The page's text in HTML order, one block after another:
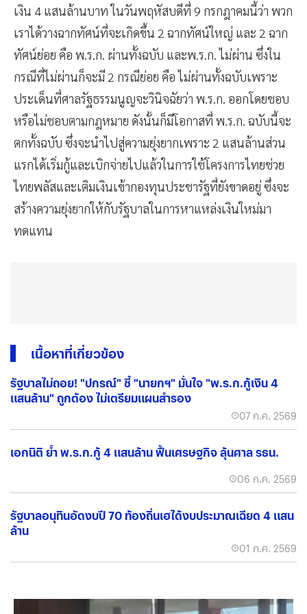
เงิน 4 แสนล้านบาท ในวันพฤหัสบดีที่ 9 กรกฎาคมนี้ว่า พวก
เราได้วางฉากทัศน์ที่จะเกิดขึ้น 2 ฉากทัศน์ใหญ่ และ 2 ฉาก
ทัศน์ย่อย คือ พ.ร.ก. ผ่านทั้งฉบับ และพ.ร.ก. ไม่ผ่าน ซึ่งใน
กรณีที่ไม่ผ่านก็จะมี 2 กรณีย่อย คือ ไม่ผ่านทั้งฉบับเพราะ
ประเด็นที่ศาลรัฐธรรมนูญจะวินิจฉัยว่า พ.ร.ก. ออกโดยชอบ
หรือไม่ชอบตามกฎหมาย ดังนั้นก็มีโอกาสที่ พ.ร.ก. ฉบับนี้จะ
ตกทั้งฉบับ ซึ่งจะนำไปสู่ความยุ่งยากเพราะ 2 แสนล้านส่วน
แรกได้เริ่มกู้และเบิกจ่ายไปแล้วในการใช้โครงการไทยช่วย
ไทยพลัสและเติมเงินเข้ากองทุนประชารัฐที่ยังขาดอยู่ ซึ่งจะ
สร้างความยุ่งยากให้กับรัฐบาลในการหาแหล่งเงินใหม่มา
ทดแทน
เนื้อหาที่เกี่ยวข้อง
รัฐบาลไม่ถอย! "ปกรณ์" ชี้ "นายกฯ" มั่นใจ "พ.ร.ก.กู้เงิน 4
แสนล้าน" ถูกต้อง ไม่เตรียมแผนสำรอง
07 ก.ค. 2569
เอกนิติ ย้ำ พ.ร.ก.กู้ 4 แสนล้าน ฟื้นเศรษฐกิจ ลุ้นศาล รธน.
06 ก.ค. 2569
รัฐบาลอนุทินอัดงบปี 70 ท้องถิ่นเฮได้งบประมาณเฉียด 4 แสน
ล้าน
01 ก.ค. 2569